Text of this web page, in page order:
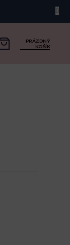
PRÁZDNÝ
KOŠÍK